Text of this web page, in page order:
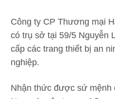
Công ty CP Thương mại
có trụ sở tại 59/5 Nguyễn
cấp các trang thiết bị an
nghiệp.
Nhận thức được sứ mệnh